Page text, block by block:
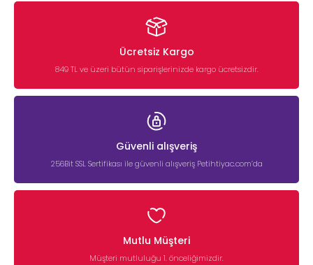
Ücretsiz Kargo
849 TL ve üzeri bütün siparişlerinizde kargo ücretsizdir.
Güvenli alışveriş
256Bit SSL Sertifikası ile güvenli alışveriş Petihtiyac.com’da
Mutlu Müşteri
Müşteri mutluluğu 1. önceliğimizdir.